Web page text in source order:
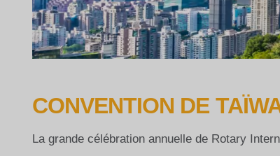
CONVENTION DE
La grande célébration annuelle de Rotary